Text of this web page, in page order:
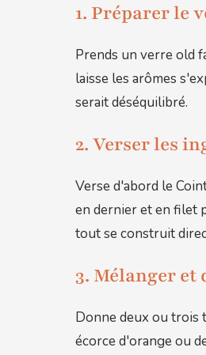
1. Préparer le
Prends un verre old
laisse les arômes
serait déséquilibré.
2. Verser les
Verse d'abord le
en dernier et en filet
tout se construit
3. Mélanger et
Donne deux ou trois
écorce d'orange ou